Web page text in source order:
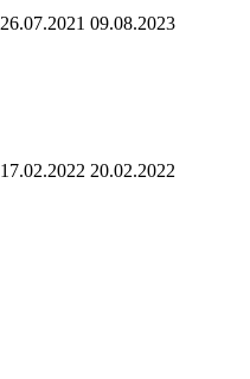
26.07.2021 09.08.2023
17.02.2022 20.02.2022